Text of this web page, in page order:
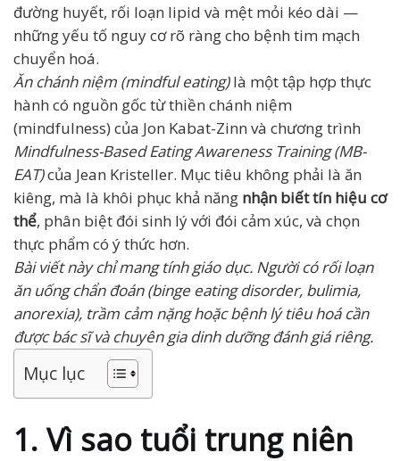
đường huyết, rối loạn lipid và mệt mỏi kéo dài —
những yếu tố nguy cơ rõ ràng cho bệnh tim mạch
chuyển hoá.
Ăn chánh niệm (mindful eating)là một tập hợp thực
hành có nguồn gốc từ thiền chánh niệm
(mindfulness) của Jon Kabat-Zinn và chương trình
Mindfulness-Based Eating Awareness Training (MB-
EAT)của Jean Kristeller. Mục tiêu không phải là ăn
kiêng, mà là khôi phục khả năng nhận biết tín hiệu cơ
thể, phân biệt đói sinh lý với đói cảm xúc, và chọn
thực phẩm có ý thức hơn.
Bài viết này chỉ mang tính giáo dục. Người có rối loạn
ăn uống chẩn đoán (binge eating disorder, bulimia,
anorexia), trầm cảm nặng hoặc bệnh lý tiêu hoá cần
được bác sĩ và chuyên gia dinh dưỡng đánh giá riêng.
Mục lục
1. Vì sao tuổi trung niên